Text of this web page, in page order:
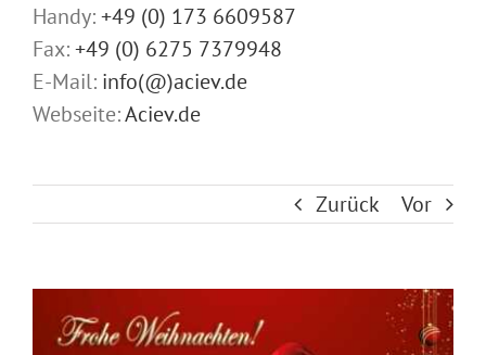
Zurück Vor
grösseres
Handy:+49 (0) 173 6609587
Fax:+49 (0) 6275 7379948
E-Mail: info(@)aciev.de
Webseite:Aciev.de